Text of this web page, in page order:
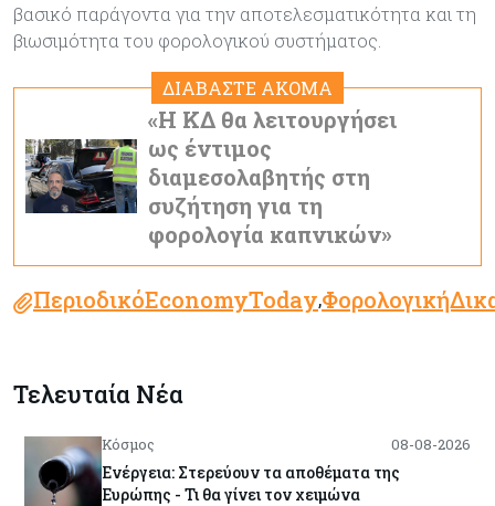
βασικό παράγοντα για την αποτελεσματικότητα και τη
βιωσιμότητα του φορολογικού συστήματος.
ΔΙΑΒΑΣΤΕ ΑΚΟΜΑ
«Η ΚΔ θα λειτουργήσει
ως έντιμος
διαμεσολαβητής στη
συζήτηση για τη
φορολογία καπνικών»
ΠεριοδικόEconomyToday,
Τελευταία Νέα
Κόσμος 08-08-2026
Ενέργεια: Στερεύουν τα αποθέματα της
Ευρώπης - Τι θα γίνει τον χειμώνα